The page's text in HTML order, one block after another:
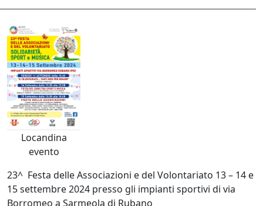
Locandina
evento
23^ Festa delle Associazioni e del Volontariato 13 – 14 e
15 settembre 2024 presso gli impianti sportivi di via
Borromeo a Sarmeola di Rubano